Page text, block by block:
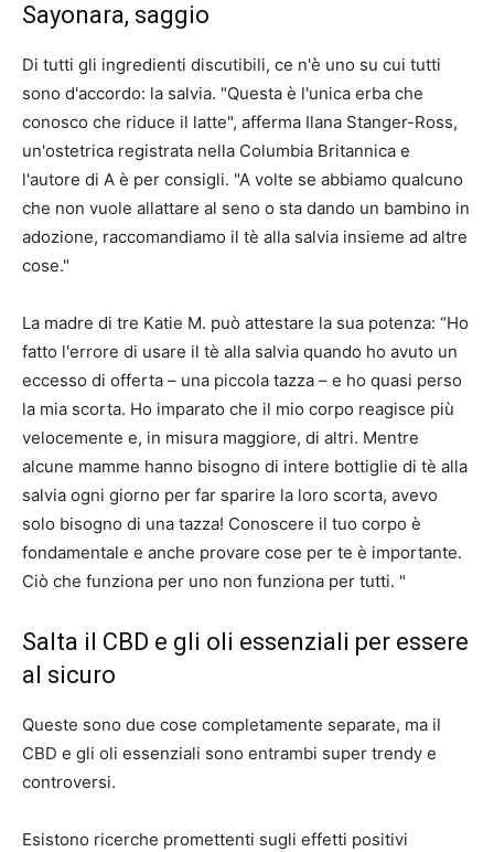
Sayonara, saggio
Di tutti gli ingredienti discutibili, ce n'è uno su cui tutti
sono d'accordo: la salvia. "Questa è l'unica erba che
conosco che riduce il latte", afferma Ilana Stanger-Ross,
un'ostetrica registrata nella Columbia Britannica e
l'autore di A è per consigli. "A volte se abbiamo qualcuno
che non vuole allattare al seno o sta dando un bambino in
adozione, raccomandiamo il tè alla salvia insieme ad altre
cose."
La madre di tre Katie M. può attestare la sua potenza: “Ho
fatto l'errore di usare il tè alla salvia quando ho avuto un
eccesso di offerta – una piccola tazza – e ho quasi perso
la mia scorta. Ho imparato che il mio corpo reagisce più
velocemente e, in misura maggiore, di altri. Mentre
alcune mamme hanno bisogno di intere bottiglie di tè alla
salvia ogni giorno per far sparire la loro scorta, avevo
solo bisogno di una tazza! Conoscere il tuo corpo è
fondamentale e anche provare cose per te è importante.
Ciò che funziona per uno non funziona per tutti. "
Salta il CBD e gli oli essenziali per essere
al sicuro
Queste sono due cose completamente separate, ma il
CBD e gli oli essenziali sono entrambi super trendy e
controversi.
Esistono ricerche promettenti sugli effetti positivi